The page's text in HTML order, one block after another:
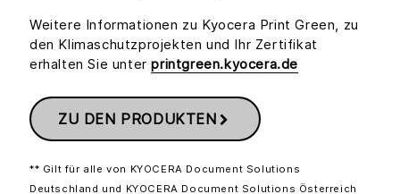
Weitere Informationen zu Kyocera Print Green, zu
den Klimaschutzprojekten und Ihr Zertifikat
erhalten Sie unterprintgreen.kyocera.de
ZU DEN PRODUKTEN
** Gilt für alle von KYOCERA Document Solutions
Deutschland und KYOCERA Document Solutions Österreich